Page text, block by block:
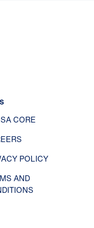
CORE
POLICY
AND